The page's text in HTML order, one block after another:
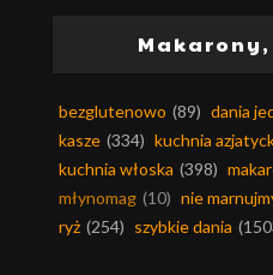
bezglutenowo (89) dania
kasze (334) kuchnia
kuchnia włoska (398)
młynomag (10) nie
ryż (254) szybkie dania